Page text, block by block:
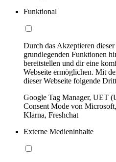
Funktional
Durch das Akzeptieren
grundlegenden Funktionen
bereitstellen und dir eine
Webseite ermöglichen. Mit
dieser Webseite folgende
Google Tag Manager, UET
Consent Mode von
Klarna, Freshchat
Externe Medieninhalte